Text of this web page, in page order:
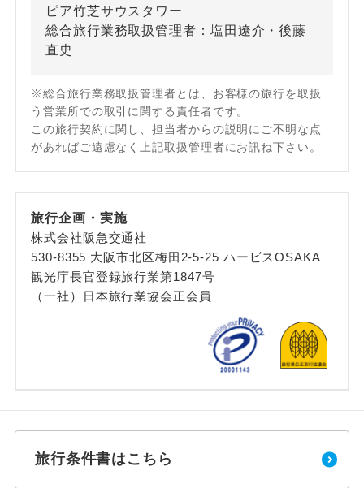
ピア竹芝サウスタワー
総合旅行業務取扱管理者：塩田遼介・後藤
直史
※総合旅行業務取扱管理者とは、お客様の旅行を取扱
う営業所での取引に関する責任者です。
この旅行契約に関し、担当者からの説明にご不明な点
があればご遠慮なく上記取扱管理者にお訊ね下さい。
旅行企画・実施
株式会社阪急交通社
530-8355 大阪市北区梅田2-5-25 ハービスOSAKA
観光庁長官登録旅行業第1847号
（一社）日本旅行業協会正会員
旅行条件書はこちら